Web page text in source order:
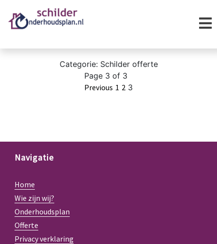
Categorie: Schilder offerte
Page 3 of 3
Previous 1 2 3
Navigatie
Home
Wie zijn wij?
Onderhoudsplan
Offerte
Privacy verklaring